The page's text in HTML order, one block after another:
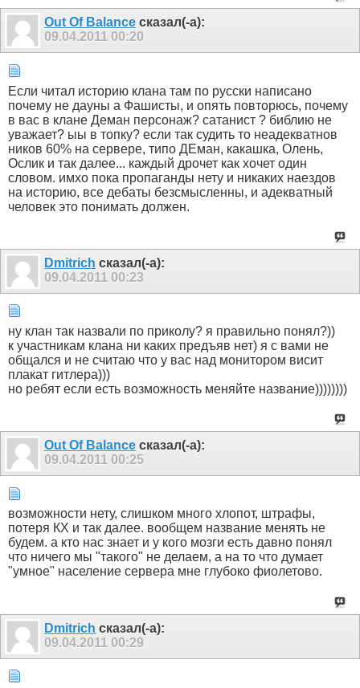
Out Of Balance сказал(-а):
09.04.2011 00:20
Если читал историю клана там по русски написано
почему не дауны а Фашисты, и опять повторюсь, почему
в вас в клане Деман персонаж? сатанист ? библию не
уважает? ыы в топку? если так судить то неадекватнов
ников 60% на сервере, типо ДЕман, какашка, Олень,
Ослик и так далее... каждый дрочет как хочет один
словом. имхо пока пропаганды нету и никаких наездов
на историю, все дебаты безсмысленны, и адекватный
человек это понимать должен.
Dmitrich сказал(-а):
09.04.2011 00:23
ну клан так назвали по приколу? я правильно понял?))
к участникам клана ни каких предъяв нет) я с вами не
общался и не считаю что у вас над монитором висит
плакат гитлера)))
но ребят если есть возможность меняйте название))))))))
Out Of Balance сказал(-а):
09.04.2011 00:25
возможности нету, слишком много хлопот, штрафы,
потеря КХ и так далее. вообщем название менять не
будем. а кто нас знает и у кого мозги есть давно понял
что ничего мы "такого" не делаем, а на то что думает
"умное" население сервера мне глубоко фиолетово.
Dmitrich сказал(-а):
09.04.2011 00:29